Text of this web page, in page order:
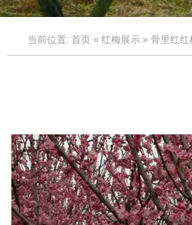
当前位置: 首页 » 红梅展示 » 骨里红红